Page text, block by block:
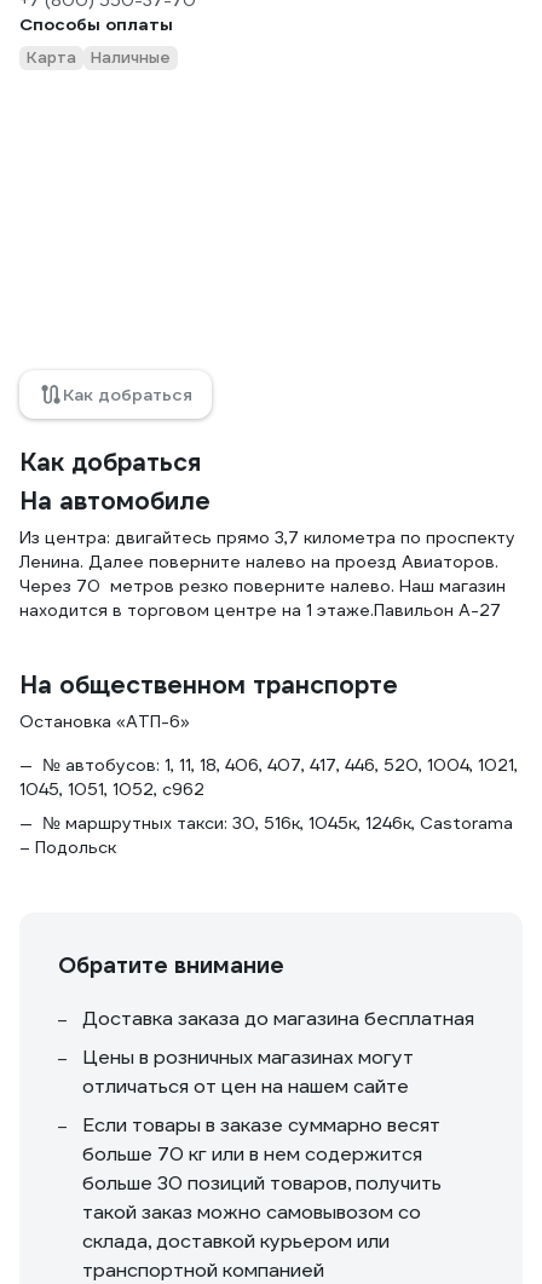
Способы оплаты
Карта Наличные
Как добраться
Как добраться
На автомобиле
Из центра: двигайтесь прямо 3,7 километра по проспекту
Ленина. Далее поверните налево на проезд Авиаторов.
Через 70 метров резко поверните налево. Наш магазин
находится в торговом центре на 1 этаже.Павильон А-27
На общественном транспорте
Остановка «АТП-6»
№ автобусов: 1, 11, 18, 406, 407, 417, 446, 520, 1004, 1021,
1045, 1051, 1052, с962
№ маршрутных такси: 30, 516к, 1045к, 1246к, Castorama
– Подольск
Обратите внимание
Доставка заказа до магазина бесплатная
Цены в розничных магазинах могут
отличаться от цен на нашем сайте
Если товары в заказе суммарно весят
больше 70 кг или в нем содержится
больше 30 позиций товаров, получить
такой заказ можно самовывозом со
склада, доставкой курьером или
транспортной компанией